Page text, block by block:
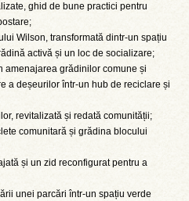
ghid de bune practici pentru
Wilson, transformată dintr-un spațiu
activă și un loc de socializare;
amenajarea grădinilor comune și
a deșeurilor într-un hub de reciclare și
revitalizată și redată comunității;
comunitară și grădina blocului
și un zid reconfigurat pentru a
unei parcări într-un spațiu verde